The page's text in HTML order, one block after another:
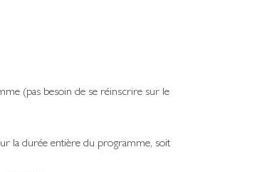
(pas besoin de se réinscrire sur le
la durée entière du programme, soit